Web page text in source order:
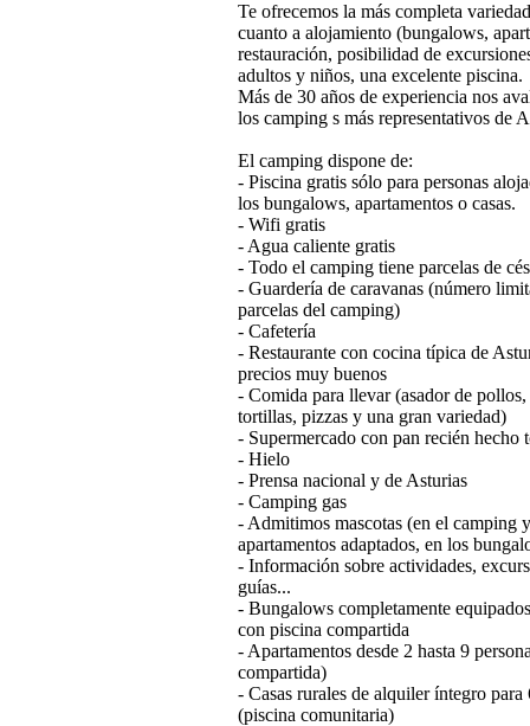
Te ofrecemos la más completa
cuanto a alojamiento (bungalows,
restauración, posibilidad de
adultos y niños, una excelente piscina.
Más de 30 años de experiencia nos
los camping s más representativos de
El camping dispone de:
- Piscina gratis sólo para personas
los bungalows, apartamentos o casas.
- Wifi gratis
- Agua caliente gratis
- Todo el camping tiene parcelas de
- Guardería de caravanas (número
parcelas del camping)
- Cafetería
- Restaurante con cocina típica de
precios muy buenos
- Comida para llevar (asador de pollos,
tortillas, pizzas y una gran variedad)
- Supermercado con pan recién hecho
- Hielo
- Prensa nacional y de Asturias
- Camping gas
- Admitimos mascotas (en el camping
apartamentos adaptados, en los
- Información sobre actividades,
guías...
- Bungalows completamente
con piscina compartida
- Apartamentos desde 2 hasta 9
compartida)
- Casas rurales de alquiler íntegro para
(piscina comunitaria)